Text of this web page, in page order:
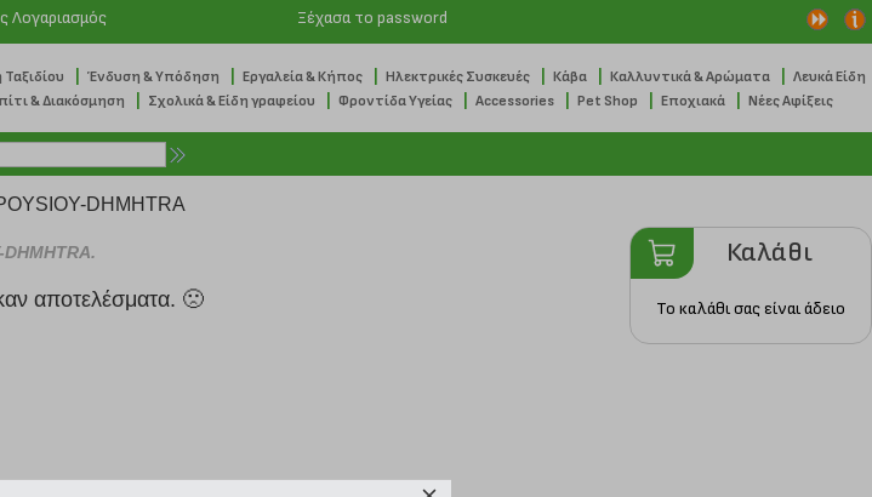
Λογαριασμός Ξέχασα το password
Ταξιδίου Ένδυση & Υπόδηση Εργαλεία & Κήπος Ηλεκτρικές Συσκευές Κάβα Καλλυντικά & Αρώματα Λευκά Είδη
& Διακόσμηση Σχολικά & Είδη γραφείου Φροντίδα Υγείας Accessories Pet Shop Εποχιακά Νέες Αφίξεις
DHMHTRA.
αποτελέσματα. 🙁
Καλάθι
Το καλάθι σας είναι άδειο